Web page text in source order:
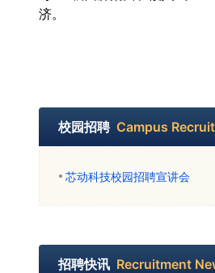
济。
校园招聘 Campus
芯动科技校园招聘宣讲会
招聘快讯 Recruitment